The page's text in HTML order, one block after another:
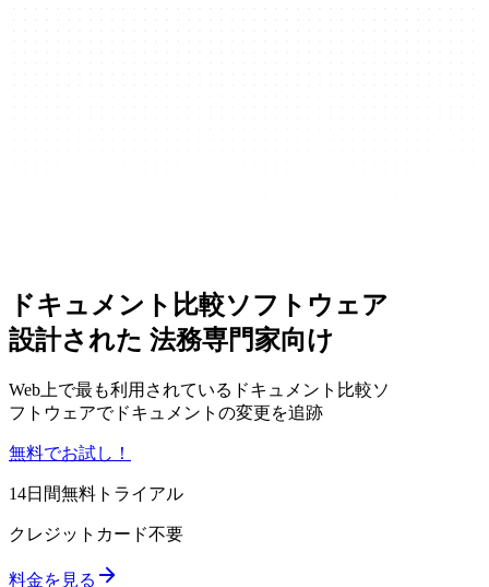
ドキュメント比較ソフトウェア
設計された 法務専門家向け
Web上で最も利用されているドキュメント比較ソ
フトウェアでドキュメントの変更を追跡
無料でお試し！
14日間無料トライアル
クレジットカード不要
料金を見る